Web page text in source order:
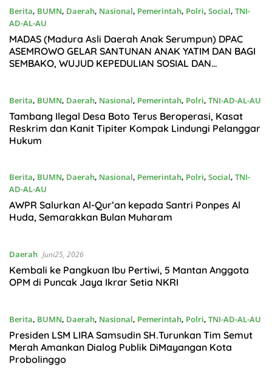
Berita, BUMN, Daerah, Nasional, Pemerintah, Polri, Social, TNI-
AD-AL-AU
Juni27, 2026
MADAS (Madura Asli Daerah Anak Serumpun) DPAC
ASEMROWO GELAR SANTUNAN ANAK YATIM DAN BAGI
SEMBAKO, WUJUD KEPEDULIAN SOSIAL DAN
Berita, BUMN, Daerah, Nasional, Pemerintah, Polri, TNI-AD-AL-AU
Juni27, 2026
Tambang Ilegal Desa Boto Terus Beroperasi, Kasat
Reskrim dan Kanit Tipiter Kompak Lindungi Pelanggar
Hukum
Berita, BUMN, Daerah, Nasional, Pemerintah, Polri, Social, TNI-
AD-AL-AU
Juni26, 2026
AWPR Salurkan Al-Qur’an kepada Santri Ponpes Al
Huda, Semarakkan Bulan Muharam
Daerah Juni25, 2026
Kembali ke Pangkuan Ibu Pertiwi, 5 Mantan Anggota
OPM di Puncak Jaya Ikrar Setia NKRI
Berita, BUMN, Daerah, Nasional, Pemerintah, Polri, TNI-AD-AL-AU
Juni25, 2026
Presiden LSM LIRA Samsudin SH.Turunkan Tim Semut
Merah Amankan Dialog Publik DiMayangan Kota
Probolinggo